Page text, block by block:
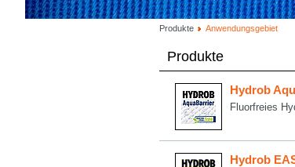
Produkte Anwendungsgebiet
Produkte
Hydrob
Fluorfreies
Hydrob